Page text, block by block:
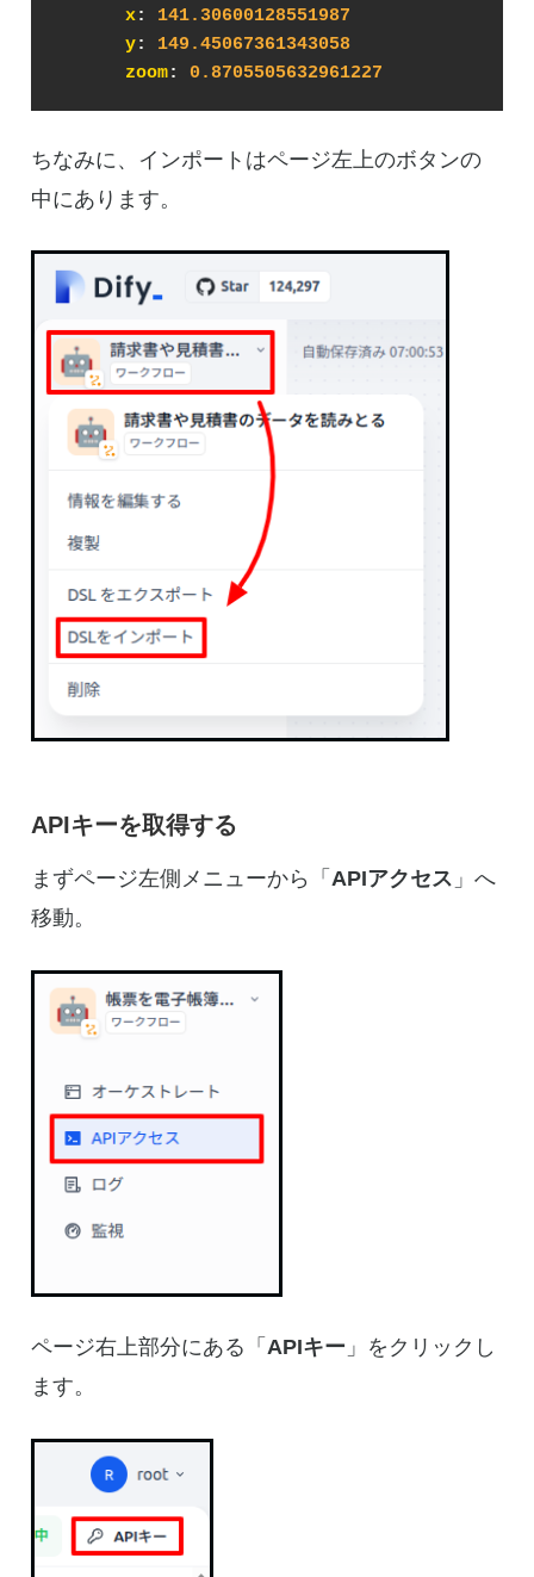
x: 141.30600128551987
y: 149.45067361343058
zoom: 0.8705505632961227
ちなみに、インポートはページ左上のボタンの
中にあります。
APIキーを取得する
まずページ左側メニューから「APIアクセス 」へ
移動。
ページ右上部分にある「APIキー 」をクリックし
ます。